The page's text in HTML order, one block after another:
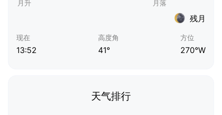
残月
现在
13:52
高度角
41°
方位
270°W
天气排行